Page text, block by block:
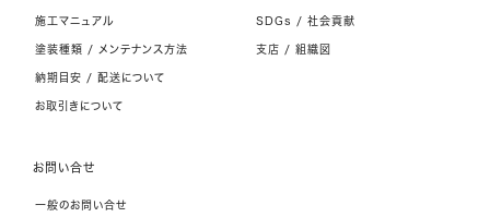
施工マニュアル
塗装種類 / メンテナンス方法
納期目安 / 配送について
お取引きについて
SDGs / 社会貢献
支店 / 組織図
お問い合せ
一般のお問い合せ